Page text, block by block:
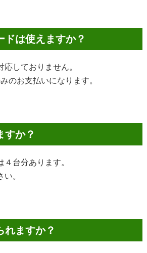
ドは使えますか？
しておりません。
のお支払いになります。
すか？
台分あります。
。
れますか？